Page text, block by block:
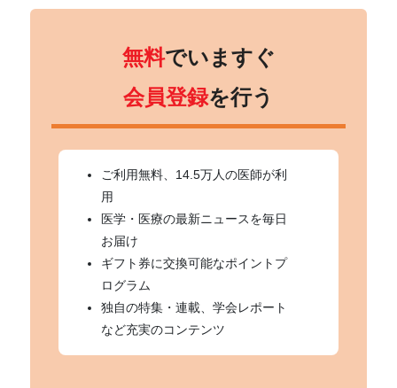
無料でいますぐ
会員登録を行う
ご利用無料、14.5万人の医師が利
用
医学・医療の最新ニュースを毎日
お届け
ギフト券に交換可能なポイントプ
ログラム
独自の特集・連載、学会レポート
など充実のコンテンツ